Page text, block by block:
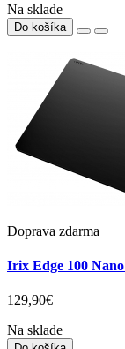
Na sklade
Do košíka
Doprava zdarma
Irix Edge 100
129,90€
Na sklade